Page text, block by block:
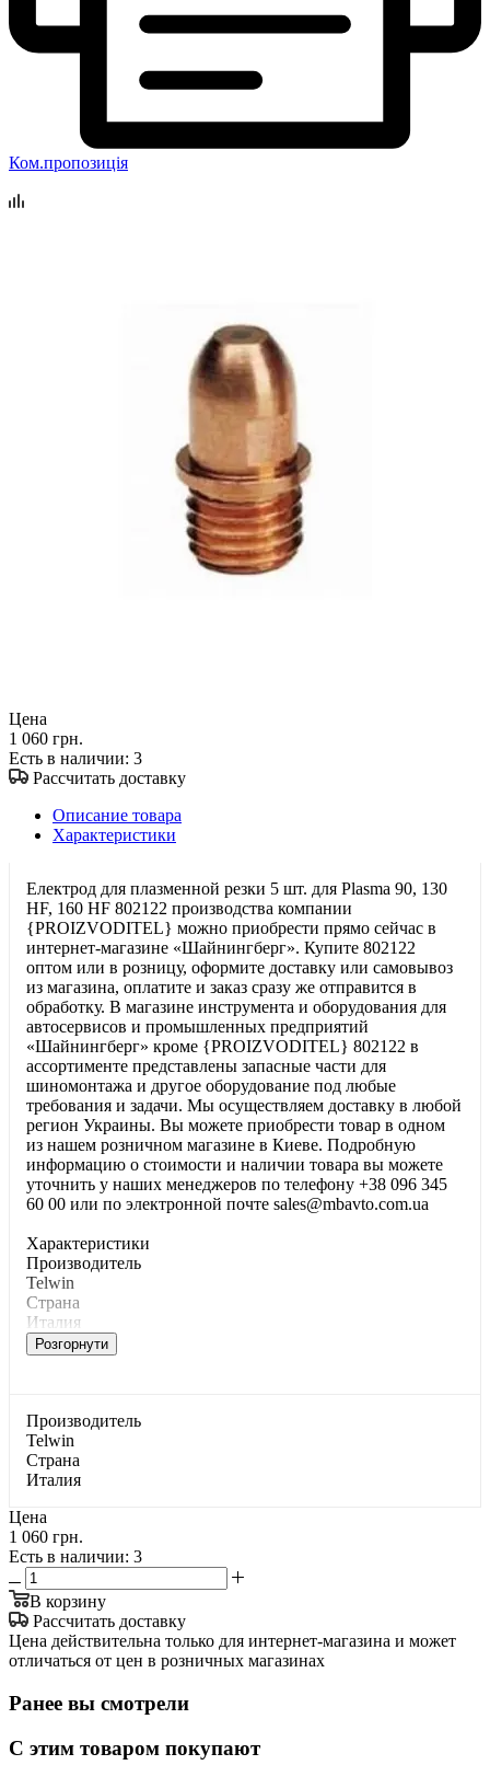
Ком.пропозиція
Цена
1 060 грн.
Есть в наличии: 3
Рассчитать доставку
Описание товара
Характеристики
Електрод для плазменной резки 5 шт. для Plasma 90, 130
HF, 160 HF 802122 производства компании
{PROIZVODITEL} можно приобрести прямо сейчас в
интернет-магазине «Шайнингберг». Купите 802122
оптом или в розницу, оформите доставку или самовывоз
из магазина, оплатите и заказ сразу же отправится в
обработку. В магазине инструмента и оборудования для
автосервисов и промышленных предприятий
«Шайнингберг» кроме {PROIZVODITEL} 802122 в
ассортименте представлены запасные части для
шиномонтажа и другое оборудование под любые
требования и задачи. Мы осуществляем доставку в любой
регион Украины. Вы можете приобрести товар в одном
из нашем розничном магазине в Киеве. Подробную
информацию о стоимости и наличии товара вы можете
уточнить у наших менеджеров по телефону +38 096 345
60 00 или по электронной почте sales@mbavto.com.ua
Характеристики
Производитель
Telwin
Страна
Италия
Розгорнути
Производитель
Telwin
Страна
Италия
Цена
1 060 грн.
Есть в наличии: 3
В корзину
Рассчитать доставку
Цена действительна только для интернет-магазина и может
отличаться от цен в розничных магазинах
Ранее вы смотрели
С этим товаром покупают